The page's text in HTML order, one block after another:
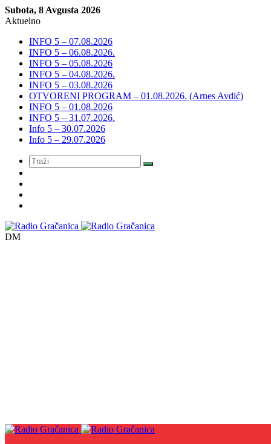
Subota, 8 Avgusta 2026
Aktuelno
INFO 5 – 07.08.2026
INFO 5 – 06.08.2026.
INFO 5 – 05.08.2026
INFO 5 – 04.08.2026.
INFO 5 – 03.08.2026
OTVORENI PROGRAM – 01.08.2026. (Arnes Avdić)
INFO 5 – 01.08.2026
INFO 5 – 31.07.2026.
Info 5 – 30.07.2026
Info 5 – 29.07.2026
Meni
DM